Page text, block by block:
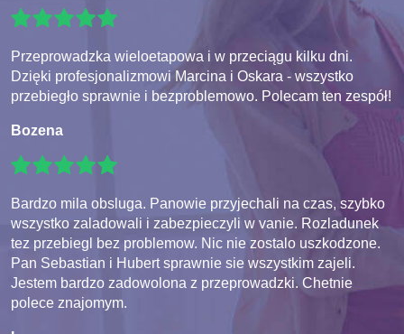
Przeprowadzka wieloetapowa i w przeciągu kilku dni.
Dzięki profesjonalizmowi Marcina i Oskara - wszystko
przebiegło sprawnie i bezproblemowo. Polecam ten zespół!
Bozena
Bardzo mila obsluga. Panowie przyjechali na czas, szybko
wszystko zaladowali i zabezpieczyli w vanie. Rozladunek
tez przebiegl bez problemow. Nic nie zostalo uszkodzone.
Pan Sebastian i Hubert sprawnie sie wszystkim zajeli.
Jestem bardzo zadowolona z przeprowadzki. Chetnie
polece znajomym.